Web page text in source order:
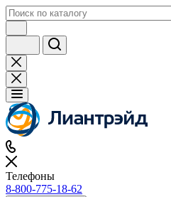
Телефоны
8-800-775-18-62